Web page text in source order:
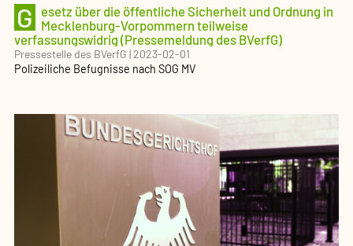
G
esetz über die öffentliche Sicherheit und Ordnung in
Mecklenburg-Vorpommern teilweise
verfassungswidrig (Pressemeldung des BVerfG)
Pressestelle des BVerfG |2023-02-01
Polizeiliche Befugnisse nach SOG MV